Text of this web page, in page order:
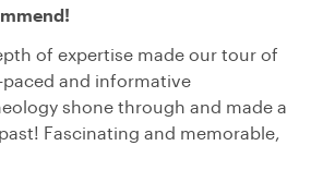
of expertise made our tour of
paced and informative
shone through and made a
Fascinating and memorable,